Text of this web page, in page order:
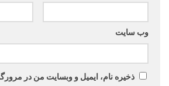
وب‌ سایت
ذخیره نام، ایمیل و وبسایت من در